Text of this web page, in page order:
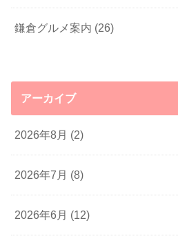
鎌倉グルメ案内 (26)
アーカイブ
2026年8月 (2)
2026年7月 (8)
2026年6月 (12)